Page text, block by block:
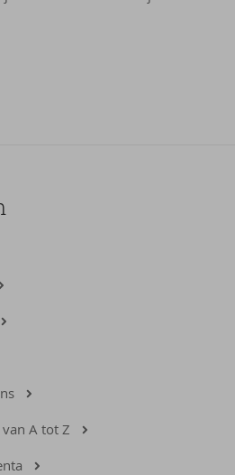
A tot Z